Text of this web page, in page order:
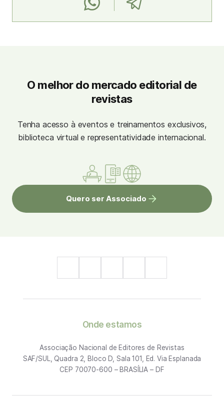
O melhor do mercado editorial de
revistas
Tenha acesso à eventos e treinamentos exclusivos,
biblioteca virtual e representatividade internacional.
Quero ser Associado
Onde estamos
Associação Nacional de Editores de Revistas
SAF/SUL, Quadra 2, Bloco D, Sala 101, Ed. Via Esplanada
CEP 70070-600 – BRASÍLIA – DF